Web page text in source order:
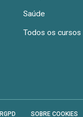
Saúde
Todos os cursos
RGPD SOBRE COOKIES